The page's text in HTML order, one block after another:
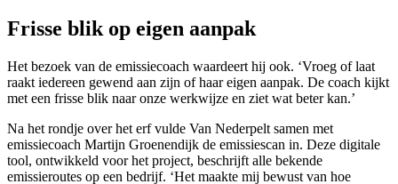
Frisse blik op eigen aanpak
Het bezoek van de emissiecoach waardeert hij ook. ‘Vroeg of laat
raakt iedereen gewend aan zijn of haar eigen aanpak. De coach kijkt
met een frisse blik naar onze werkwijze en ziet wat beter kan.’
Na het rondje over het erf vulde Van Nederpelt samen met
emissiecoach Martijn Groenendijk de emissiescan in. Deze digitale
tool, ontwikkeld voor het project, beschrijft alle bekende
emissieroutes op een bedrijf. ‘Het maakte mij bewust van hoe